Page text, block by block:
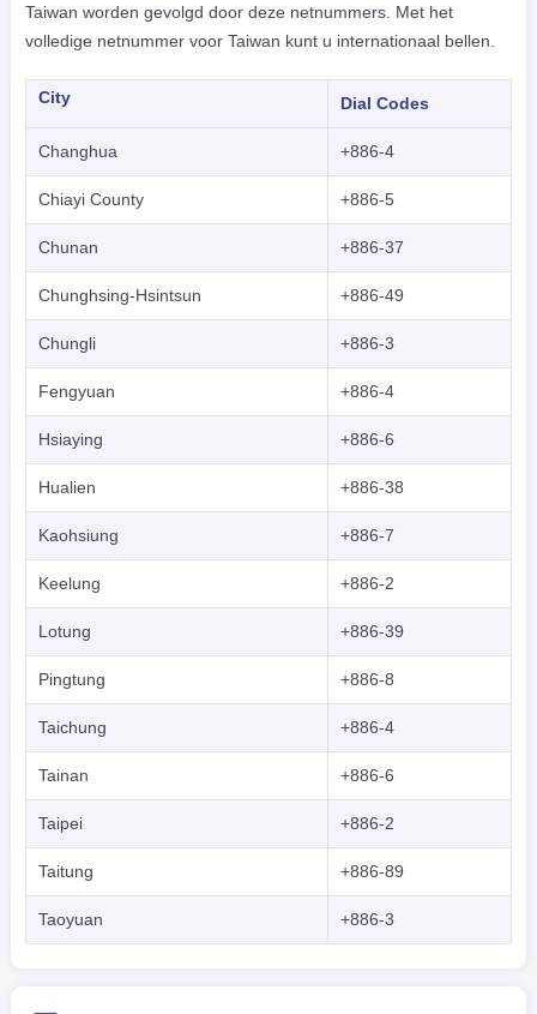
Taiwan worden gevolgd door deze netnummers. Met het
volledige netnummer voor Taiwan kunt u internationaal bellen.
City Dial Codes
Changhua +886-4
Chiayi County +886-5
Chunan +886-37
Chunghsing-Hsintsun +886-49
Chungli +886-3
Fengyuan +886-4
Hsiaying +886-6
Hualien +886-38
Kaohsiung +886-7
Keelung +886-2
Lotung +886-39
Pingtung +886-8
Taichung +886-4
Tainan +886-6
Taipei +886-2
Taitung +886-89
Taoyuan +886-3